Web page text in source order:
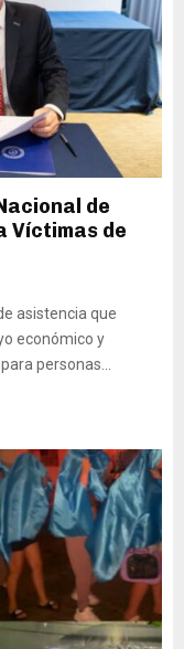
de
Víctimas de
asistencia que
económico y
personas...